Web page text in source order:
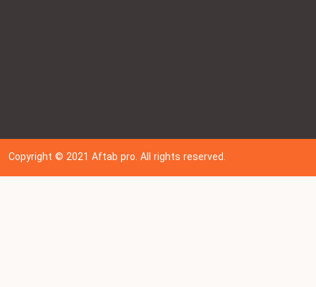
Copyright © 202 1Aftab pro. All rights reserved.